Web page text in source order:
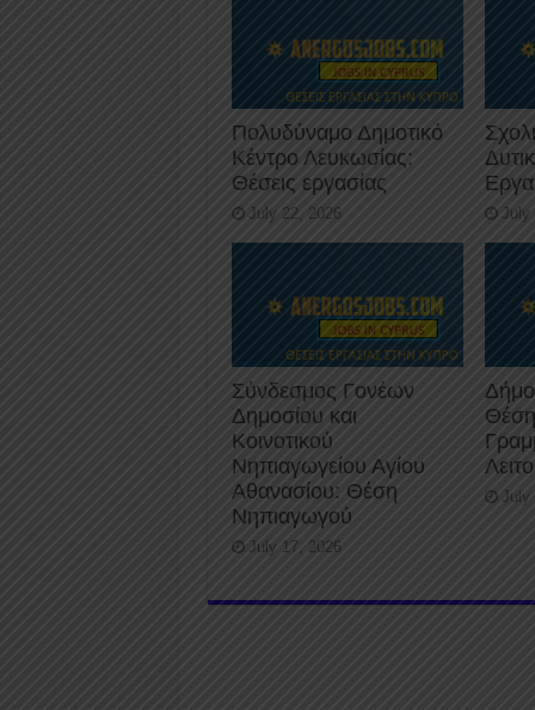
Πολυδύναμο Δημοτικό
Κέντρο Λευκωσίας:
Θέσεις εργασίας
July 22, 2026 July
Σύνδεσμος Γονέων
Δημοσίου και
Κοινοτικού
Νηπιαγωγείου Αγίου
Αθανασίου: Θέση
Νηπιαγωγού
July 17, 2026
July